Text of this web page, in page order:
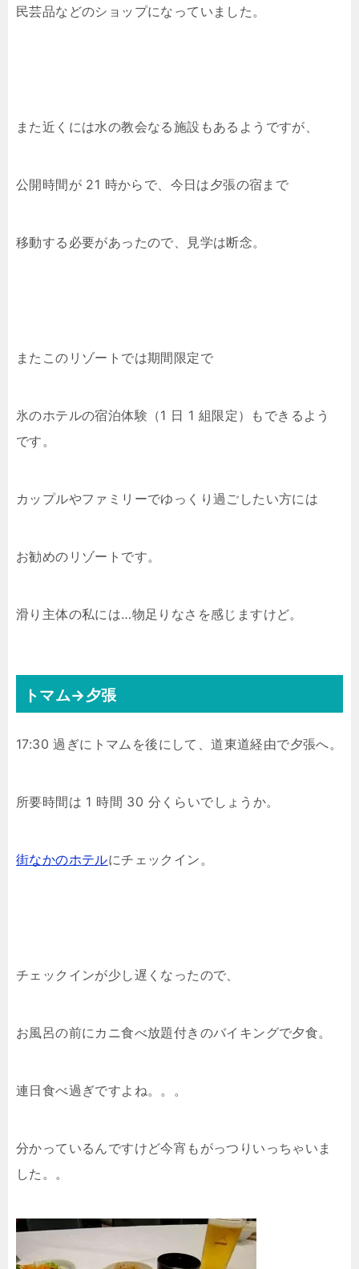
民芸品などのショップになっていました。
また近くには水の教会なる施設もあるようですが、
公開時間が 21 時からで、今日は夕張の宿まで
移動する必要があったので、見学は断念。
またこのリゾートでは期間限定で
氷のホテルの宿泊体験（1 日 1 組限定）もできるよう
です。
カップルやファミリーでゆっくり過ごしたい方には
お勧めのリゾートです。
滑り主体の私には…物足りなさを感じますけど。
トマム→夕張
17:30 過ぎにトマムを後にして、道東道経由で夕張へ。
所要時間は 1 時間 30 分くらいでしょうか。
街なかのホテルにチェックイン。
チェックインが少し遅くなったので、
お風呂の前にカニ食べ放題付きのバイキングで夕食。
連日食べ過ぎですよね。。。
分かっているんですけど今宵もがっつりいっちゃいま
した。。